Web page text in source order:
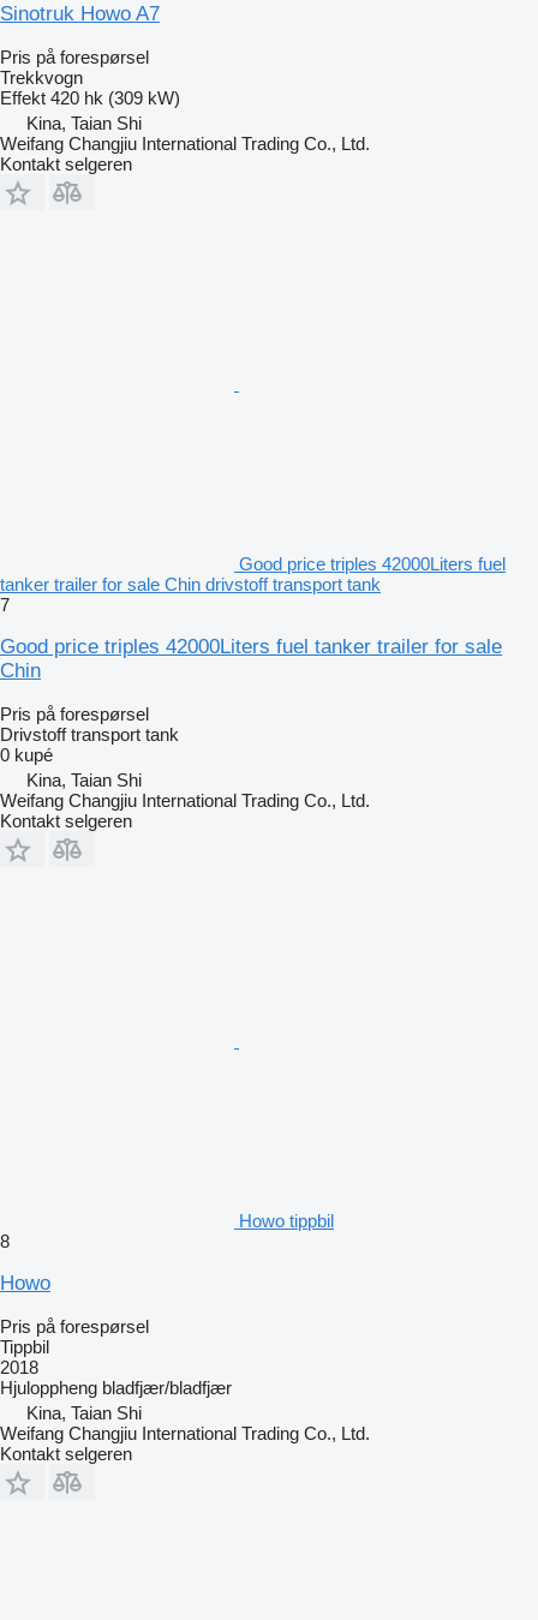
Sinotruk Howo A7
Pris på forespørsel
Trekkvogn
Effekt 420 hk (309 kW)
Kina, Taian Shi
Weifang Changjiu International Trading Co., Ltd.
Kontakt selgeren
Good price triples 42000Liters fuel
tanker trailer for sale Chin drivstoff transport tank
7
Good price triples 42000Liters fuel tanker trailer for sale
Chin
Pris på forespørsel
Drivstoff transport tank
0 kupé
Kina, Taian Shi
Weifang Changjiu International Trading Co., Ltd.
Kontakt selgeren
Howo tippbil
8
Howo
Pris på forespørsel
Tippbil
2018
Hjuloppheng bladfjær/bladfjær
Kina, Taian Shi
Weifang Changjiu International Trading Co., Ltd.
Kontakt selgeren